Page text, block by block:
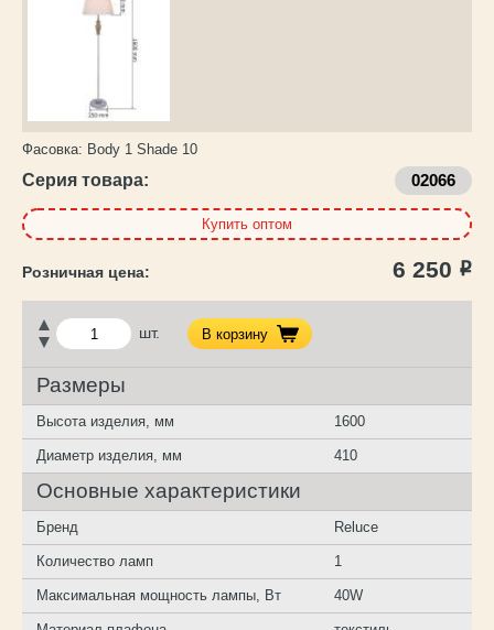
Фасовка: Body 1 Shade 10
Серия товара: 02066
Купить оптом
6 250 Р
шт. В корзину
Размеры
Высота изделия, мм 1600
Диаметр изделия, мм 410
Основные характеристики
Бренд Reluce
Количество ламп 1
Максимальная мощность лампы, Вт 40W